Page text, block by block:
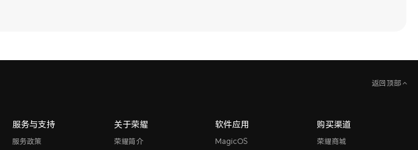
返回顶部
服务与支持
服务政策
关于荣耀
荣耀简介
软件应用
MagicOS
购买渠道
荣耀商城